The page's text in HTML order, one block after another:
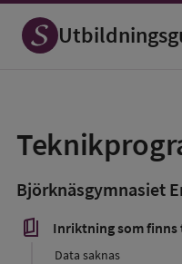
som
favorit
Björknäsgymnasiet
book_5 Inriktning som finns
Data saknas